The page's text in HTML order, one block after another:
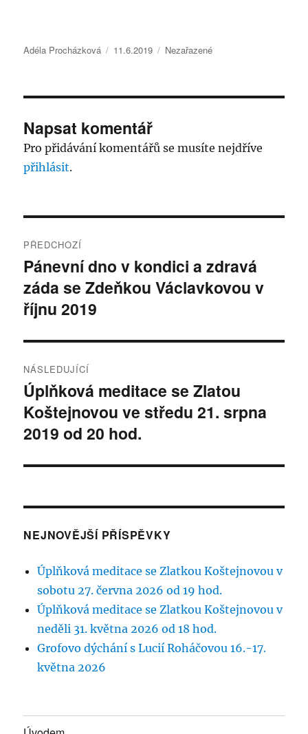
Autor:
Adéla Procházková Publikováno:
11.6.2019 Rubriky:
Nezařazené
Napsat komentář
Pro přidávání komentářů se musíte nejdříve
přihlásit.
pro
příspěvek
PŘEDCHOZÍ
Předchozí
příspěvek:
Pánevní dno v kondici a zdravá
záda se Zdeňkou Václavkovou v
říjnu 2019
NÁSLEDUJÍCÍ
Následující
příspěvek:
Úplňková meditace se Zlatou
Koštejnovou ve středu 21. srpna
2019 od 20 hod.
NEJNOVĚJŠÍ PŘÍSPĚVKY
Úplňková meditace se Zlatkou Koštejnovou v
sobotu 27. června 2026 od 19 hod.
Úplňková meditace se Zlatkou Koštejnovou v
neděli 31. května 2026 od 18 hod.
Grofovo dýchání s Lucií Roháčovou 16.-17.
května 2026